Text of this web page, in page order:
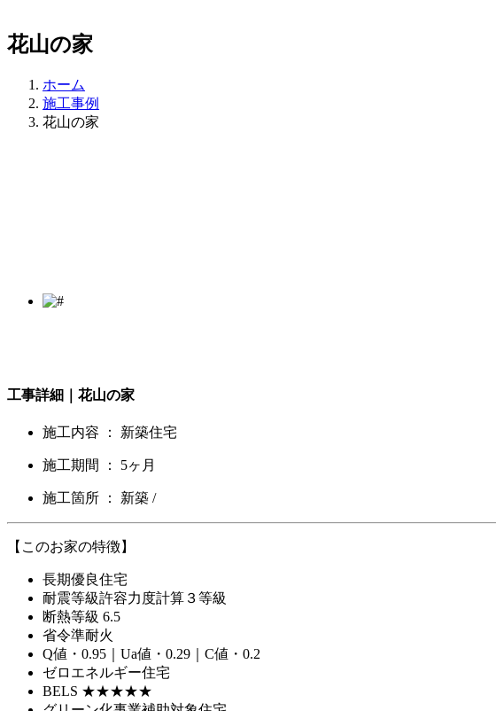
花山の家
ホーム
施工事例
花山の家
工事詳細｜花山の家
施工内容 ： 新築住宅
施工期間 ： 5ヶ月
施工箇所 ： 新築 /
【このお家の特徴】
長期優良住宅
耐震等級許容力度計算３等級
断熱等級 6.5
省令準耐火
Q値・0.95｜Ua値・0.29｜C値・0.2
ゼロエネルギー住宅
BELS ★★★★★